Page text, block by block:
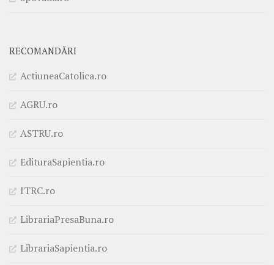
RECOMANDĂRI
ActiuneaCatolica.ro
AGRU.ro
ASTRU.ro
EdituraSapientia.ro
ITRC.ro
LibrariaPresaBuna.ro
LibrariaSapientia.ro